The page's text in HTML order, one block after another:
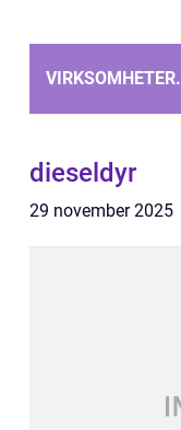
VIRKSOMHETER.
dieseldyr
29 november 2025